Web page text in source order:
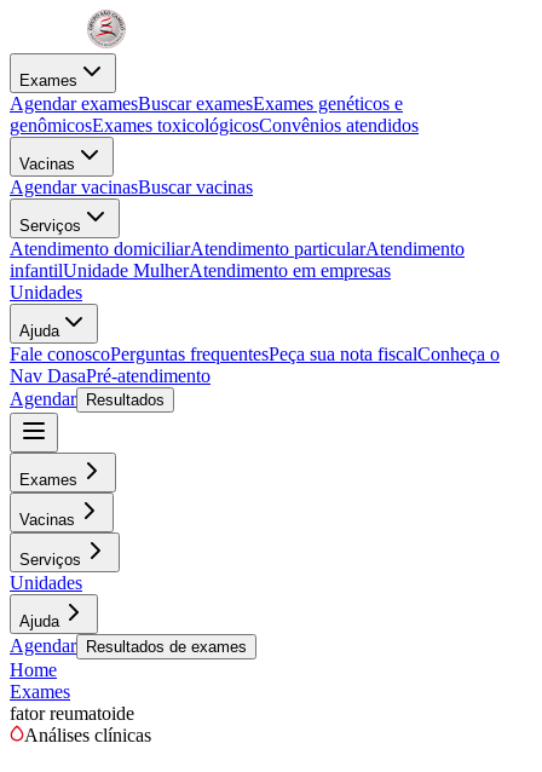
Exames
Agendar examesBuscar examesExames genéticos e
genômicosExames toxicológicosConvênios atendidos
Vacinas
Agendar vacinasBuscar vacinas
Serviços
Atendimento domiciliarAtendimento particularAtendimento
infantilUnidade MulherAtendimento em empresas
Unidades
Ajuda
Fale conoscoPerguntas frequentesPeça sua nota fiscalConheça o
Nav DasaPré-atendimento
Agendar
Resultados
Exames
Vacinas
Serviços
Unidades
Ajuda
Agendar Resultados de exames
Home
Exames
fator reumatoide
Análises clínicas